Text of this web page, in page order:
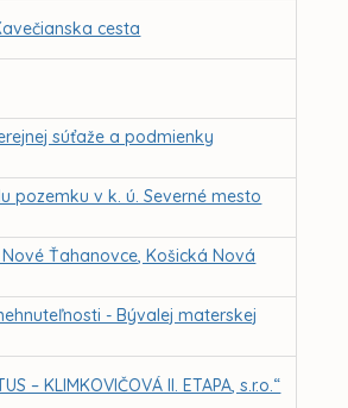
cesta
súťaže a podmienky
pozemku v k. ú. Severné mesto
Ťahanovce, Košická Nová
- Bývalej materskej
KLIMKOVIČOVÁ II. ETAPA, s.r.o.“